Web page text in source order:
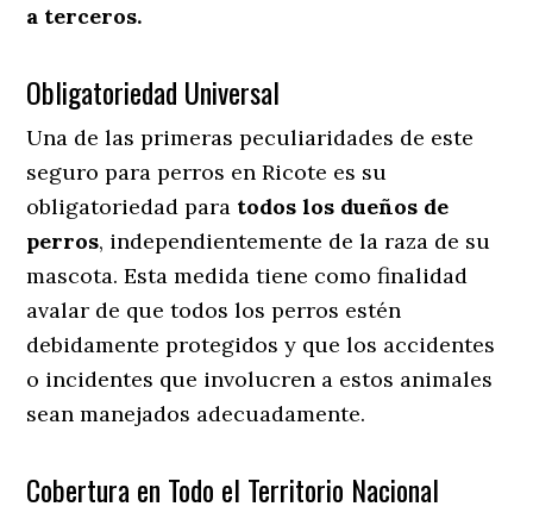
a terceros.
Obligatoriedad Universal
Una de las primeras peculiaridades de este
seguro para perros en Ricote es su
obligatoriedad para todos los dueños de
perros, independientemente de la raza de su
mascota. Esta medida tiene como finalidad
avalar de que todos los perros estén
debidamente protegidos y que los accidentes
o incidentes que involucren a estos animales
sean manejados adecuadamente.
Cobertura en Todo el Territorio Nacional